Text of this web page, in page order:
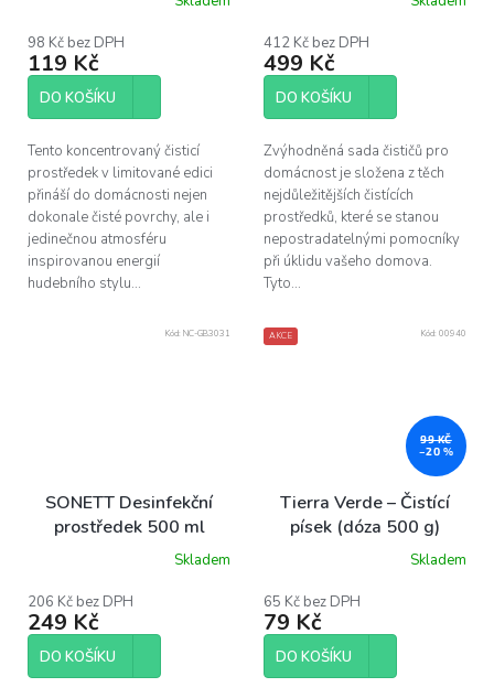
98 Kč bez DPH
119 Kč
DO KOŠÍKU
Tento koncentrovaný čisticí
prostředek v limitované edici
přináší do domácnosti nejen
dokonale čisté povrchy, ale i
jedinečnou atmosféru
inspirovanou energií
hudebního stylu...
412 Kč bez DPH
499 Kč
DO KOŠÍKU
Zvýhodněná sada čističů pro
domácnost je složena z těch
nejdůležitějších čistících
prostředků, které se stanou
nepostradatelnými pomocníky
při úklidu vašeho domova.
Tyto...
SONETT Desinfekční
prostředek 500 ml
produktu
je
5,0
5
Skladem
206 Kč bez DPH
249 Kč
DO KOŠÍKU
Kód: NC-GB3031 AKCE
99 KČ
–20 %
Tierra Verde – Čistící
písek (dóza 500 g)
produktu
je
5,0
5
Skladem
65 Kč bez DPH
79 Kč
DO KOŠÍKU
Kód: 00940